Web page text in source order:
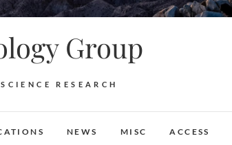
Group
RESEARCH
NEWS MISC ACCESS